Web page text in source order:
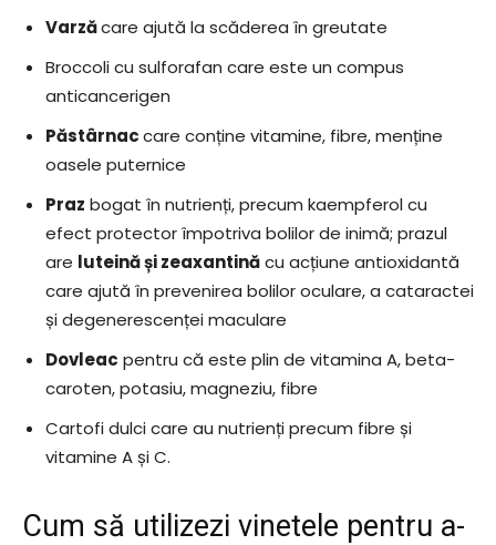
Varzăcare ajută la scăderea în greutate
Broccoli cu sulforafan care este un compus
anticancerigen
Păstârnaccare conține vitamine, fibre, menține
oasele puternice
Praz bogat în nutrienți, precum kaempferol cu
efect protector împotriva bolilor de inimă; prazul
are luteină și zeaxantinăcu acțiune antioxidantă
care ajută în prevenirea bolilor oculare, a cataractei
și degenerescenței maculare
Dovleac pentru că este plin de vitamina A, beta-
caroten, potasiu, magneziu, fibre
Cartofi dulci care au nutrienți precum fibre și
vitamine A și C.
Cum să utilizezi vinetele pentru a-